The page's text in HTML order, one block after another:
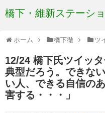
橋下・維新ステーシ
ホーム 橋下徹 ツ
12/24 橋下氏ツイッ
典型だろう。できな
い人、できる自信の
害する・・・」